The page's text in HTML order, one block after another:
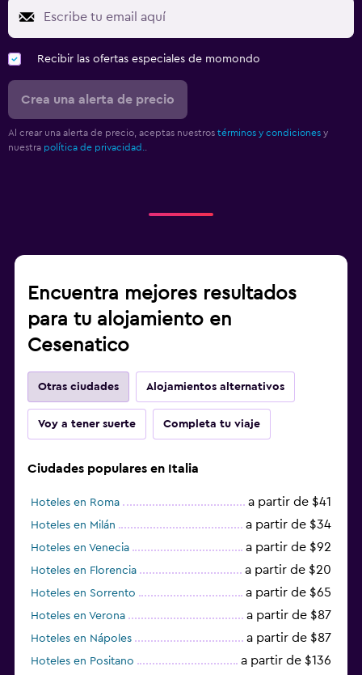
Recibir las ofertas especiales de momondo
Crea una alerta de precio
Al crear una alerta de precio, aceptas nuestros términos y condiciones y
nuestra política de privacidad.
Encuentra mejores resultados
para tu alojamiento en
Cesenatico
Otras ciudades Alojamientos alternativos
Voy a tener suerte Completa tu viaje
Ciudades populares en Italia
Hoteles en Roma a partir de $41
Hoteles en Milán a partir de $34
Hoteles en Venecia a partir de $92
Hoteles en Florencia a partir de $20
Hoteles en Sorrento a partir de $65
Hoteles en Verona a partir de $87
Hoteles en Nápoles a partir de $87
Hoteles en Positano a partir de $136